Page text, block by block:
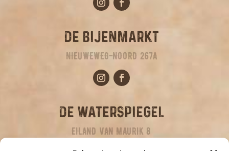
DE BIJENMARKT
NIEUWEWEG-NOORD 267A
DE WATERSPIEGEL
EILAND VAN MAURIK 8